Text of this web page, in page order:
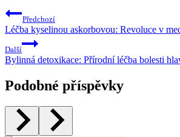
Předchozí
Léčba kyselinou askorbovou: Revoluce v
Další
Bylinná detoxikace: Přírodní léčba bolesti
Podobné příspěvky